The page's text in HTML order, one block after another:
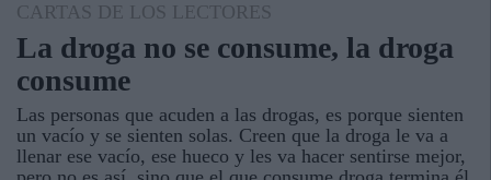
CARTAS DE LOS LECTORES
La droga no se consume, la droga
consume
Las personas que acuden a las drogas, es porque sienten
un vacío y se sienten solas. Creen que la droga le va a
llenar ese vacío, ese hueco y les va hacer sentirse mejor,